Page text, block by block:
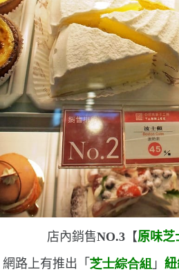
店內銷售NO.3【原味芝
網路上有推出「 芝士綜合組 」